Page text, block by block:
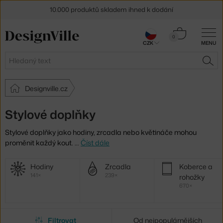
MENU
Hledat
0
Košík
Designville.cz
Stylové doplňky
Stylové doplňky jako hodiny, zrcadla nebo květináče mohou
proměnit každý kout. … Číst dále
Další
kategorie
Hodiny
141×
Zrcadla
239×
Koberce a
rohožky
670×
Filtrovat Od nejpopulárnějších
10.000 produktů skladem ihned k dodání
Sleva 5 % pro odběratele
CZK